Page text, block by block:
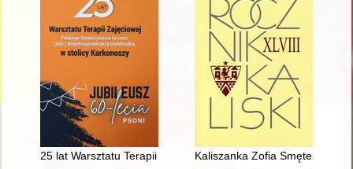
25 lat Warsztatu Terapii Zajęciowej Polskiego
Kaliszanka Zofia Smętek,